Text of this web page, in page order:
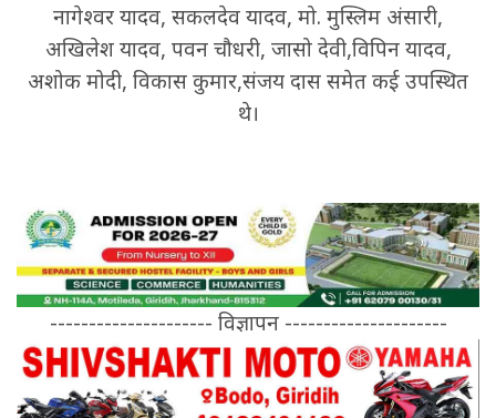
नागेश्वर यादव, सकलदेव यादव, मो. मुस्लिम अंसारी,
अखिलेश यादव, पवन चौधरी, जासो देवी,विपिन यादव,
अशोक मोदी, विकास कुमार,संजय दास समेत कई उपस्थित
थे।
--------------------- विज्ञापन ---------------------